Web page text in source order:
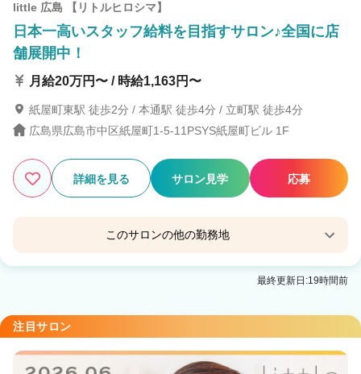
little 広島 【リトルヒロシマ】
日本一高いスタッフ給料を目指すサロン♪全国に店
舗展開中！
月給20万円〜 / 時給1,163円〜
紙屋町東駅 徒歩2分 / 本通駅 徒歩4分 / 立町駅 徒歩4分
広島県広島市中区紙屋町1-5-11PSYS紙屋町ビル 1F
詳細を見る サロン見学 応募
このサロンの他の勤務地
little 広島並木通り【リトル ヒロシマナミキドオ
最終更新日:19時間前
注目サロン